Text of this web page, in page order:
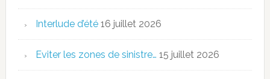
Interlude d’été 16 juillet 2026
Eviter les zones de sinistre… 15 juillet 2026